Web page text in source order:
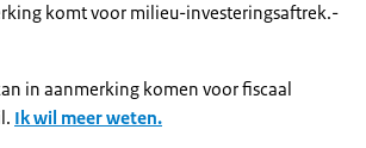
komt voor milieu-investeringsaftrek.-
in aanmerking komen voor fiscaal
Ik wil meer weten.